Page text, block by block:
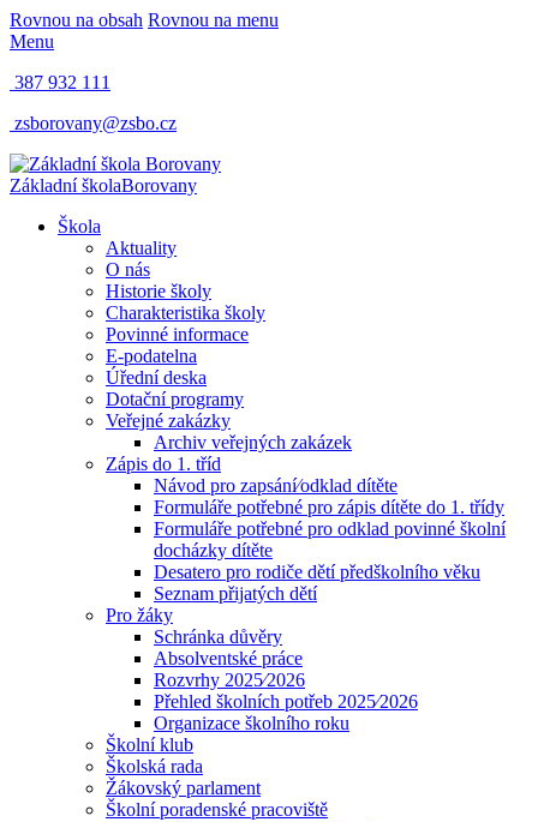
Rovnou na obsah Rovnou na menu
Menu
387 932 111
zsborovany@zsbo.cz
Základní školaBorovany
Škola
Aktuality
O nás
Historie školy
Charakteristika školy
Povinné informace
E-podatelna
Úřední deska
Dotační programy
Veřejné zakázky
Archiv veřejných zakázek
Zápis do 1. tříd
Návod pro zapsání⁄odklad dítěte
Formuláře potřebné pro zápis dítěte do 1. třídy
Formuláře potřebné pro odklad povinné školní
docházky dítěte
Desatero pro rodiče dětí předškolního věku
Seznam přijatých dětí
Pro žáky
Schránka důvěry
Absolventské práce
Rozvrhy 2025⁄2026
Přehled školních potřeb 2025⁄2026
Organizace školního roku
Školní klub
Školská rada
Žákovský parlament
Školní poradenské pracoviště